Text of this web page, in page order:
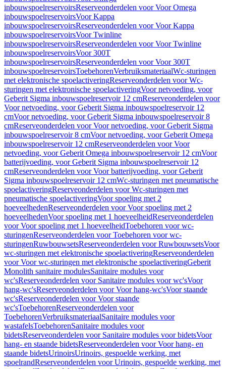
inbouwspoelreservoirsReserveonderdelen voor Voor Omega
inbouwspoelreservoirsVoor Kappa
inbouwspoelreservoirsReserveonderdelen voor Voor Kappa
inbouwspoelreservoirsVoor Twinline
inbouwspoelreservoirsReserveonderdelen voor Voor Twinline
inbouwspoelreservoirsVoor 300T
inbouwspoelreservoirsReserveonderdelen voor Voor 300T
inbouwspoelreservoirsToebehorenVerbruiksmateriaalWc-sturingen
met elektronische spoelactiveringReserveonderdelen voor Wc-
sturingen met elektronische spoelactiveringVoor netvoeding, voor
Geberit Sigma inbouwspoelreservoir 12 cmReserveonderdelen voor
Voor netvoeding, voor Geberit Sigma inbouwspoelreservoir 12
cmVoor netvoeding, voor Geberit Sigma inbouwspoelreservoir 8
cmReserveonderdelen voor Voor netvoeding, voor Geberit Sigma
inbouwspoelreservoir 8 cmVoor netvoeding, voor Geberit Omega
inbouwspoelreservoir 12 cmReserveonderdelen voor Voor
netvoeding, voor Geberit Omega inbouwspoelreservoir 12 cmVoor
batterijvoeding, voor Geberit Sigma inbouwspoelreservoir 12
cmReserveonderdelen voor Voor batterijvoeding, voor Geberit
Sigma inbouwspoelreservoir 12 cmWc-sturingen met pneumatische
spoelactiveringReserveonderdelen voor Wc-sturingen met
pneumatische spoelactiveringVoor spoeling met 2
hoeveelhedenReserveonderdelen voor Voor spoeling met 2
hoeveelhedenVoor spoeling met 1 hoeveelheidReserveonderdelen
voor Voor spoeling met 1 hoeveelheidToebehoren voor wc-
sturingenReserveonderdelen voor Toebehoren voor wc-
sturingenRuwbouwsetsReserveonderdelen voor RuwbouwsetsVoor
wc-sturingen met elektronische spoelactiveringReserveonderdelen
voor Voor wc-sturingen met elektronische spoelactiveringGeberit
Monolith sanitaire modulesSanitaire modules voor
wc'sReserveonderdelen voor Sanitaire modules voor wc'sVoor
hang-wc'sReserveonderdelen voor Voor hang-wc'sVoor staande
wc'sReserveonderdelen voor Voor staande
wc'sToebehorenReserveonderdelen voor
ToebehorenVerbruiksmateriaalSanitaire modules voor
wastafelsToebehorenSanitaire modules voor
bidetsReserveonderdelen voor Sanitaire modules voor bidetsVoor
hang- en staande bidetsReserveonderdelen voor Voor hang- en
staande bidetsUrinoirsUrinoirs, gespoelde werking, met
spoelrandReserveonderdelen voor Urinoirs, gespoelde werking, met